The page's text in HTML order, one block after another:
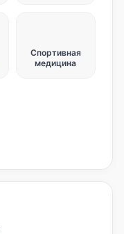
Спортивная
медицина